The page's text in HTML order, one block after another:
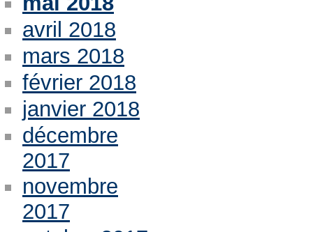
avril 2018
mars 2018
février 2018
janvier 2018
décembre
2017
novembre
2017